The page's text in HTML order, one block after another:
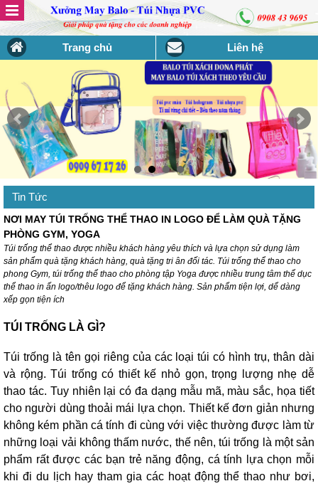
Trang chủ Liên hệ
Tin Tức
NƠI MAY TÚI TRỐNG THỂ THAO IN LOGO ĐỂ LÀM QUÀ TẶNG
PHÒNG GYM, YOGA
Túi trống thể thao được nhiều khách hàng yêu thích và lựa chọn sử dụng làm
sản phẩm quà tặng khách hàng, quà tặng tri ân đối tác. Túi trống thể thao cho
phong Gym, túi trống thể thao cho phòng tập Yoga được nhiều trung tâm thể dục
thể thao in ấn logo/thêu logo để tặng khách hàng. Sản phẩm tiện lợi, dể dàng
xếp gọn tiện ích
TÚI TRỐNG LÀ GÌ?
Túi trống là tên gọi riêng của các loại túi có hình trụ, thân dài
và rộng. Túi trống có thiết kế nhỏ gọn, trọng lượng nhẹ dễ
thao tác. Tuy nhiên lại có đa dạng mẫu mã, màu sắc, họa tiết
cho người dùng thoải mái lựa chọn. Thiết kế đơn giản nhưng
không kém phần cá tính đi cùng với việc thường được làm từ
những loại vải không thấm nước, thế nên, túi trống là một sản
phẩm rất được các bạn trẻ năng động, cá tính lựa chọn mỗi
khi đi du lịch hay tham gia các hoạt động thể thao như bơi,